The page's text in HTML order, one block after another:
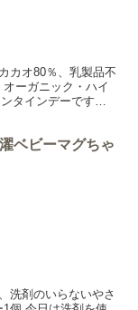
カオ80％、乳製品不
ーガニック・ハイ
タインデーですね
ベビーマグちゃ
洗剤のいらないやさ